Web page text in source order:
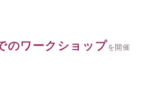
のワークショップを開催